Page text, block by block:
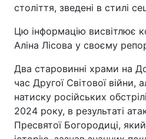
століття, зведені в стилі
Цю інформацію висвітлює
Аліна Лісова у своєму
Два старовинні храми на
час Другої Світової війни,
натиску російських
2024 року, в результаті
Пресвятої Богородиці,